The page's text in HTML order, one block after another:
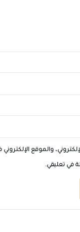
والموقع
في تعليقي.